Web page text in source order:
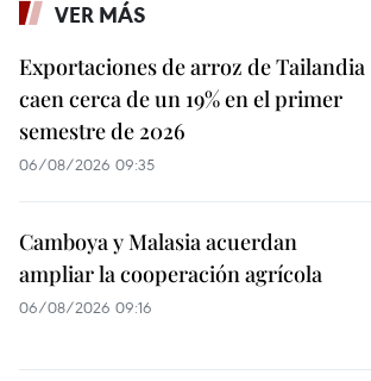
VER MÁS
Exportaciones de arroz de Tailandia
caen cerca de un 19% en el primer
semestre de 2026
06/08/2026 09:35
Camboya y Malasia acuerdan
ampliar la cooperación agrícola
06/08/2026 09:16